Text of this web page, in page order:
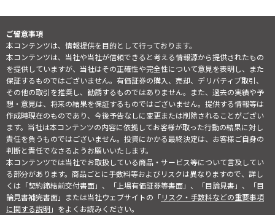
ご留意事項
本コンテンツは、情報提供を目的として行っております。
本コンテンツは、当社や当社が信頼できると考える情報源から提供されたもの
を提供していますが、当社はその正確性や完全性について意見を表明し、また
保証するものではございません。有価証券の購入、売却、デリバティブ取引、
その他の取引を推奨し、勧誘するものではありません。また、過去の実績や予
想・意見は、将来の結果を保証するものではございません。提供する情報等は
作成時現在のものであり、今後予告なしに変更または削除されることがござい
ます。当社は本コンテンツの内容に依拠してお客様が取った行動の結果に対し
責任を負うものではございません。投資にかかる最終決定は、お客様ご自身の
判断と責任でなさるようお願いいたします。
本コンテンツでは当社でお取扱している商品・サービス等について言及してい
る部分があります。商品ごとに手数料等およびリスクは異なりますので、詳し
くは「契約締結前交付書面」、「上場有価証券等書面」、「目論見書」、「目
論見書補完書面」または当社ウェブサイトの「リスク・手数料などの重要事項
に関する説明」をよくお読みください。